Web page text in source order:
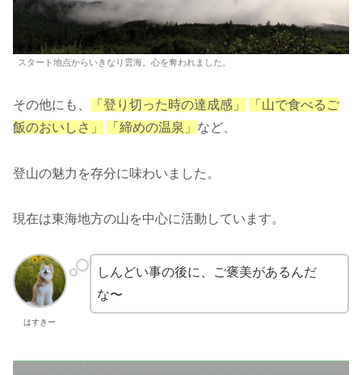
スタート地点からいきなり雲海。心を奪われました。
その他にも、 「登り切った時の達成感」
「山で食べるご
飯のおいしさ」
「締めの温泉」 など、
登山の魅力を存分に味わいました。
現在は東海地方の山を中心に活動しています。
はすきー
しんどい事の後に、ご褒美があるんだ
な〜